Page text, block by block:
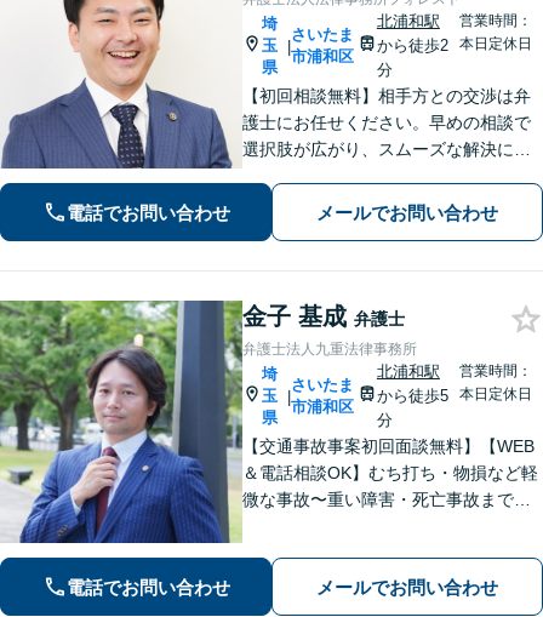
埼
玉
県
|
さいたま
市浦和区
北浦和駅
から徒歩2
分
営業時間：
本日定休日
【初回相談無料】相手方との交渉は弁
護士にお任せください。早めの相談で
選択肢が広がり、スムーズな解決につ
豊富】【示談成功・不起訴獲得の実績
豊富】あなたの権利を守り、最善の結
電話でお問い合わせ メールでお問い合わせ
金子 基成 弁護士
弁護士法人九重法律事務所
埼
玉
県
|
さいたま
市浦和区
北浦和駅
から徒歩5
分
営業時間：
本日定休日
【交通事故事案初回面談無料】【WEB
＆電話相談OK】むち打ち・物損など軽
微な事故〜重い障害・死亡事故まで、
解決まで全て弁護士が対応し、負担を
軽減します【北浦和駅7分】
電話でお問い合わせ メールでお問い合わせ